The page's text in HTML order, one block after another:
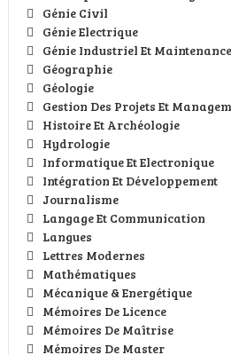
Génie Civil
Génie Electrique
Génie Industriel Et Maintenance
Géographie
Géologie
Gestion Des Projets Et
Histoire Et Archéologie
Hydrologie
Informatique Et Electronique
Intégration Et Développement
Journalisme
Langage Et Communication
Langues
Lettres Modernes
Mathématiques
Mécanique & Energétique
Mémoires De Licence
Mémoires De Maîtrise
Mémoires De Master